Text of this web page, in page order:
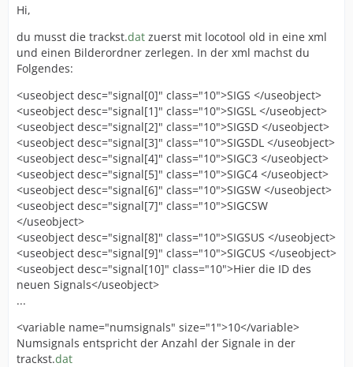
Hi,
du musst die trackst.dat zuerst mit locotool old in eine xml
und einen Bilderordner zerlegen. In der xml machst du
Folgendes:
<useobject desc="signal[0]" class="10">SIGS </useobject>
<useobject desc="signal[1]" class="10">SIGSL </useobject>
<useobject desc="signal[2]" class="10">SIGSD </useobject>
<useobject desc="signal[3]" class="10">SIGSDL </useobject>
<useobject desc="signal[4]" class="10">SIGC3 </useobject>
<useobject desc="signal[5]" class="10">SIGC4 </useobject>
<useobject desc="signal[6]" class="10">SIGSW </useobject>
<useobject desc="signal[7]" class="10">SIGCSW
</useobject>
<useobject desc="signal[8]" class="10">SIGSUS </useobject>
<useobject desc="signal[9]" class="10">SIGCUS </useobject>
<useobject desc="signal[10]" class="10">Hier die ID des
neuen Signals</useobject>
...
<variable name="numsignals" size="1">10</variable>
Numsignals entspricht der Anzahl der Signale in der
trackst.dat